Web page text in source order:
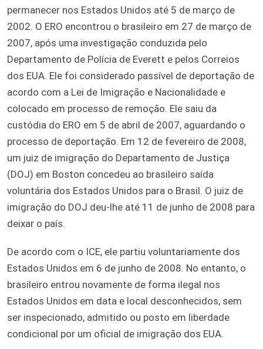
permanecer nos Estados Unidos até 5 de março de
2002. O ERO encontrou o brasileiro em 27 de março de
2007, após uma investigação conduzida pelo
Departamento de Polícia de Everett e pelos Correios
dos EUA. Ele foi considerado passível de deportação de
acordo com a Lei de Imigração e Nacionalidade e
colocado em processo de remoção. Ele saiu da
custódia do ERO em 5 de abril de 2007, aguardando o
processo de deportação. Em 12 de fevereiro de 2008,
um juiz de imigração do Departamento de Justiça
(DOJ) em Boston concedeu ao brasileiro saída
voluntária dos Estados Unidos para o Brasil. O juiz de
imigração do DOJ deu-lhe até 11 de junho de 2008 para
deixar o país.
De acordo com o ICE, ele partiu voluntariamente dos
Estados Unidos em 6 de junho de 2008. No entanto, o
brasileiro entrou novamente de forma ilegal nos
Estados Unidos em data e local desconhecidos, sem
ser inspecionado, admitido ou posto em liberdade
condicional por um oficial de imigração dos EUA.